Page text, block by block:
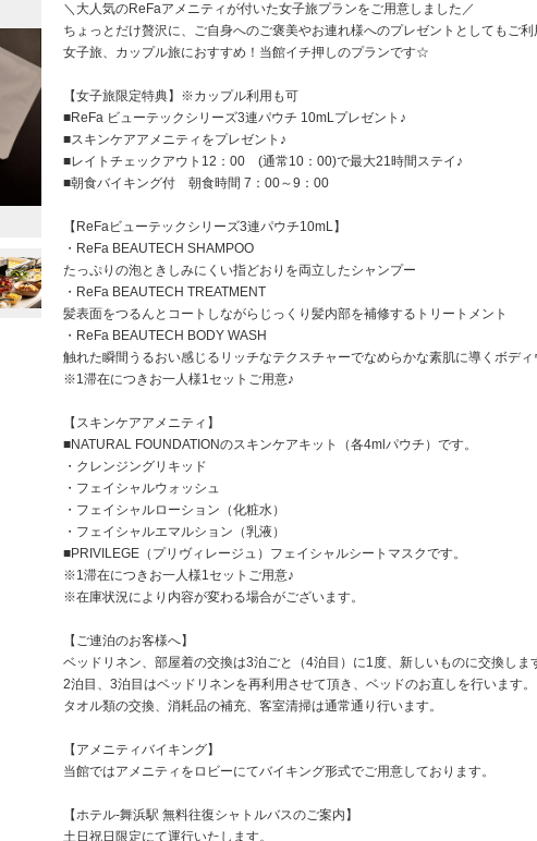
＼大人気のReFaアメニティが付いた女子旅プランをご用意しました／
ちょっとだけ贅沢に、ご自身へのご褒美やお連れ様へのプレゼントとしてもご利
女子旅、カップル旅におすすめ！当館イチ押しのプランです☆
【女子旅限定特典】※カップル利用も可
■ReFa ビューテックシリーズ3連パウチ 10mLプレゼント♪
■スキンケアアメニティをプレゼント♪
■レイトチェックアウト12：00 (通常10：00)で最大21時間ステイ♪
■朝食バイキング付 朝食時間 7：00～9：00
【ReFaビューテックシリーズ3連パウチ10mL】
・ReFa BEAUTECH SHAMPOO
たっぷりの泡ときしみにくい指どおりを両立したシャンプー
・ReFa BEAUTECH TREATMENT
髪表面をつるんとコートしながらじっくり髪内部を補修するトリートメント
・ReFa BEAUTECH BODY WASH
触れた瞬間うるおい感じるリッチなテクスチャーでなめらかな素肌に導くボディ
※1滞在につきお一人様1セットご用意♪
【スキンケアアメニティ】
■NATURAL FOUNDATIONのスキンケアキット（各4mlパウチ）です。
・クレンジングリキッド
・フェイシャルウォッシュ
・フェイシャルローション（化粧水）
・フェイシャルエマルション（乳液）
■PRIVILEGE（プリヴィレージュ）フェイシャルシートマスクです。
※1滞在につきお一人様1セットご用意♪
※在庫状況により内容が変わる場合がございます。
【ご連泊のお客様へ】
ベッドリネン、部屋着の交換は3泊ごと（4泊目）に1度、新しいものに交換しま
2泊目、3泊目はベッドリネンを再利用させて頂き、ベッドのお直しを行います。
タオル類の交換、消耗品の補充、客室清掃は通常通り行います。
【アメニティバイキング】
当館ではアメニティをロビーにてバイキング形式でご用意しております。
【ホテル‐舞浜駅 無料往復シャトルバスのご案内】
土日祝日限定にて運行いたします。